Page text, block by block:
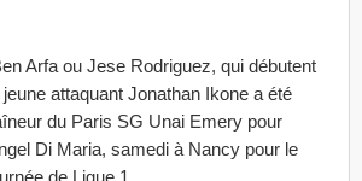
Arfa ou Jese Rodriguez, qui débutent
attaquant Jonathan Ikone a été
du Paris SG Unai Emery pour
Di Maria, samedi à Nancy pour le
de Ligue 1.